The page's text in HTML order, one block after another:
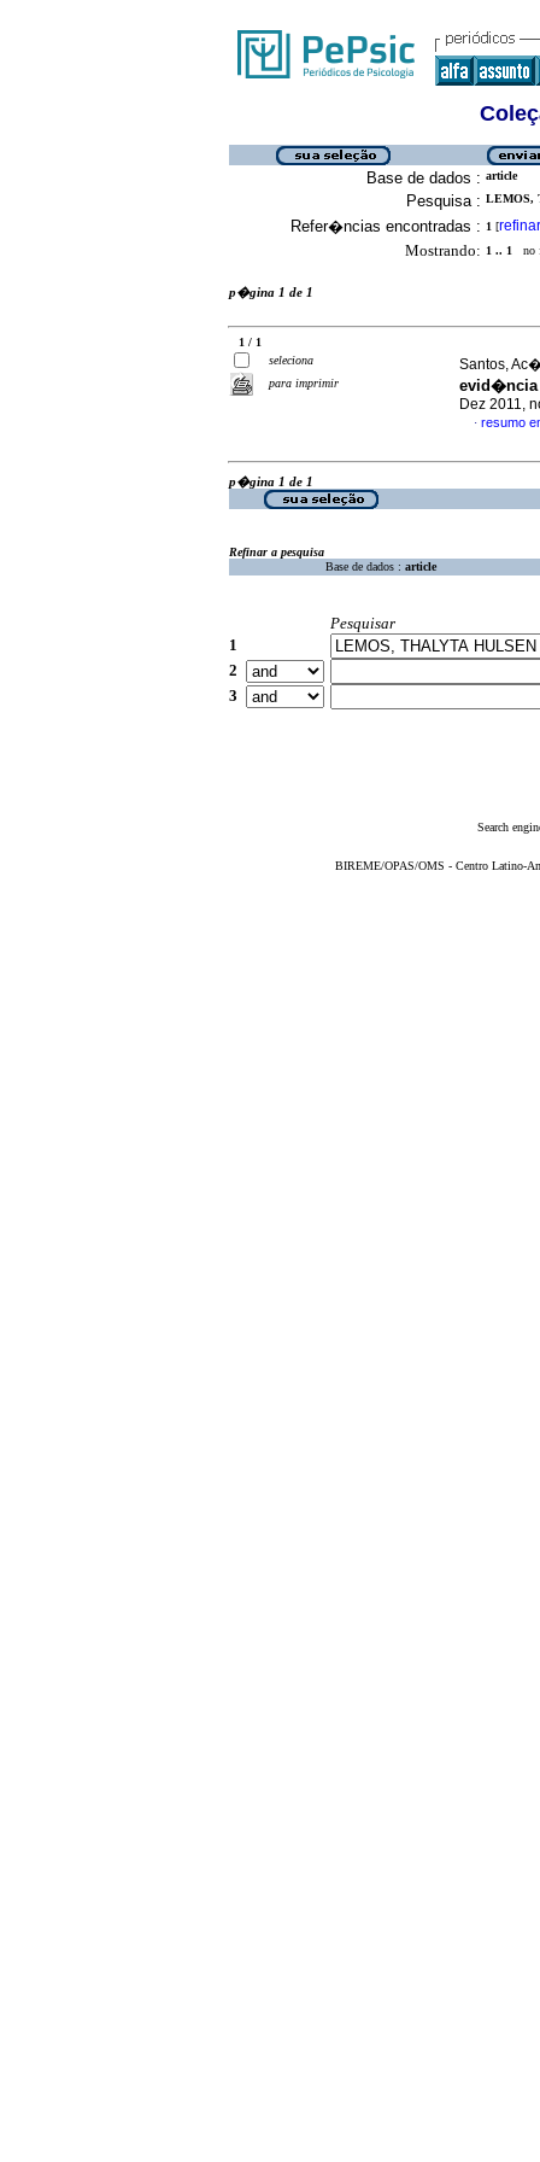
Base de dados : article
Pesquisa : LEMOS,
Refer�ncias encontradas : 1 [refinar
Mostrando: 1 .. 1 no
p�gina 1 de 1
1 / 1
seleciona
para imprimir
Santos,
evid�ncia
Dez 2011,
· resumo
p�gina 1 de 1
Refinar a pesquisa
Base de dados : article
Pesquisar
1
2
3
Search
BIREME/OPAS/OMS - Centro Latino-